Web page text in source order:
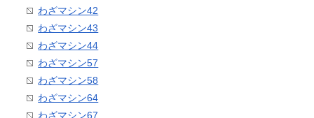
わざマシン42
わざマシン43
わざマシン44
わざマシン57
わざマシン58
わざマシン64
わざマシン67